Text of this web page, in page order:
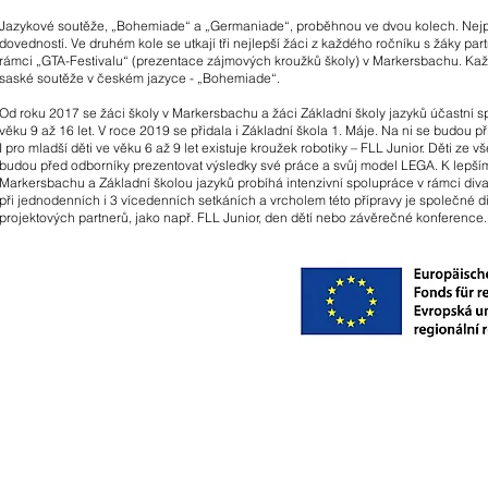
Jazykové soutěže, „Bohemiade“ a „Germaniade“, proběhnou ve dvou kolech.
dovedností. Ve druhém kole se utkají tři nejlepší žáci z každého ročníku s žáky
rámci „GTA-Festivalu“ (prezentace zájmových kroužků školy) v Markersbachu.
saské soutěže v českém jazyce - „Bohemiade“.
Od roku 2017 se žáci školy v Markersbachu a žáci Základní školy jazyků účastní
věku 9 až 16 let. V roce 2019 se přidala i Základní škola 1. Máje. Na ni se budou
I pro mladší děti ve věku 6 až 9 let existuje kroužek robotiky – FLL Junior. Děti
budou před odborníky prezentovat výsledky své práce a svůj model LEGA. K
Markersbachu a Základní školou jazyků probíhá intenzivní spolupráce v rámci
při jednodenních i 3 vícedenních setkáních a vrcholem této přípravy je společné
projektových partnerů, jako např. FLL Junior, den dětí nebo závěrečné konference.